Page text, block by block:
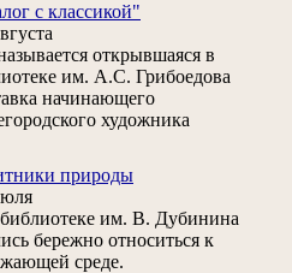
с классикой"
открывшаяся в
им. А.С. Грибоедова
начинающего
художника
природы
им. В. Дубинина
бережно относиться к
среде.